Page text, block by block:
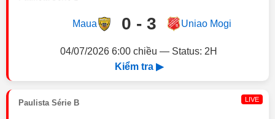
Maua 0 - 3 Uniao Mogi
04/07/2026 6:00 chiều — Status: 2H
Kiểm tra ▶
Paulista Série B LIVE